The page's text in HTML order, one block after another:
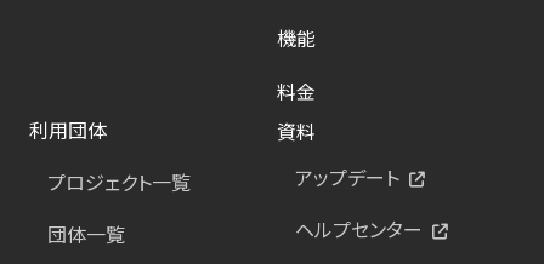
機能
料金
利用団体
プロジェクト一覧
団体一覧
資料
アップデート
ヘルプセンター